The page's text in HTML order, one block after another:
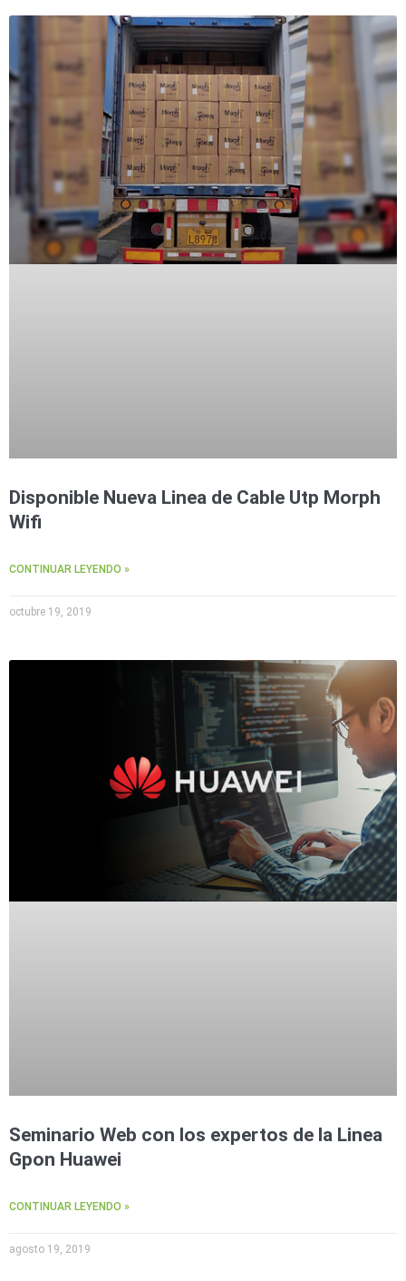
Disponible Nueva Linea de Cable Utp Morph
Wifi
CONTINUAR LEYENDO »
octubre 19, 2019
Seminario Web con los expertos de la Linea
Gpon Huawei
CONTINUAR LEYENDO »
agosto 19, 2019